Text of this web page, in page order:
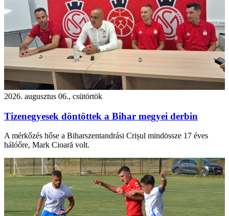
2026. augusztus 06., csütörtök
Tizenegyesek döntöttek a Bihar megyei derbin
A mérkőzés hőse a Biharszentandrási Crișul mindössze 17 éves
hálóőre, Mark Cioară volt.